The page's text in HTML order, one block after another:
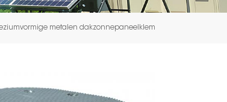
português
metalen dakzonnepaneelklem